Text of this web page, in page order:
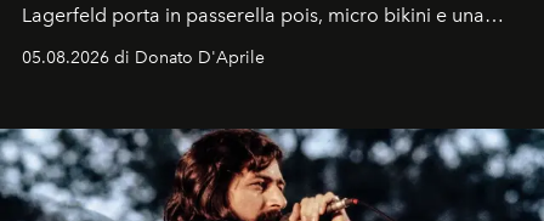
Lagerfeld porta in passerella pois, micro bikini e una
logomania pensata per la spiaggia
Kate, Claudia e Carla una dietro l'altra. Trent'anni dopo,
uno dei documenti più contemporanei che abbiamo.
05.08.2026 di Donato D'Aprile